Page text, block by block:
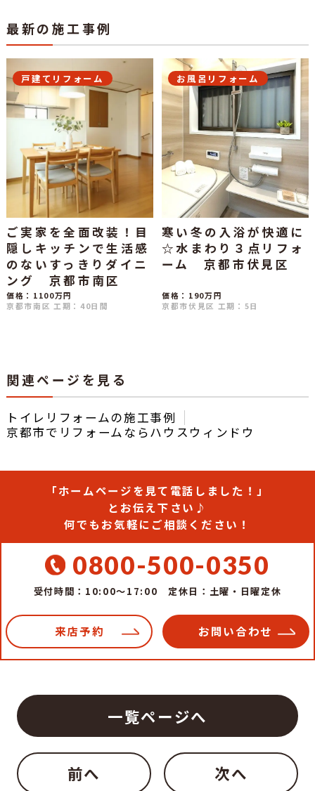
最新の施工事例
戸建てリフォーム
ご実家を全面改装！目
隠しキッチンで生活感
のないすっきりダイニ
ング 京都市南区
価格：1100万円
京都市南区 工期：40日間
お風呂リフォーム
寒い冬の入浴が快適に
☆水まわり３点リフォ
ーム 京都市伏見区
価格：190万円
京都市伏見区 工期：5日
関連ページを見る
トイレリフォームの施工事例
京都市でリフォームならハウスウィンドウ
「ホームページを見て電話しました！」
とお伝え下さい♪
何でもお気軽にご相談ください！
0800-500-0350
受付時間：10:00～17:00定休日：土曜・日曜定休
来店予約 お問い合わせ
前へ
一覧ページへ
次へ